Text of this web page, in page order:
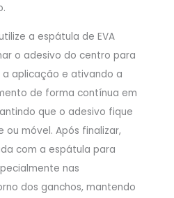
a espátula de EVA
o adesivo do centro para
a aplicação e ativando a
de forma contínua em
que o adesivo fique
móvel. Após finalizar,
com a espátula para
nas
dos ganchos, mantendo